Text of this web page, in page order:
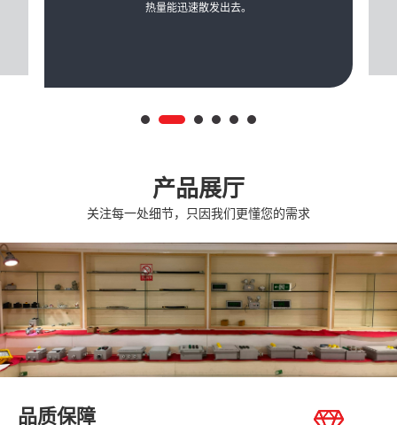
热量能迅速散发出去。
产品展厅
关注每一处细节，只因我们更懂您的需求
品质保障